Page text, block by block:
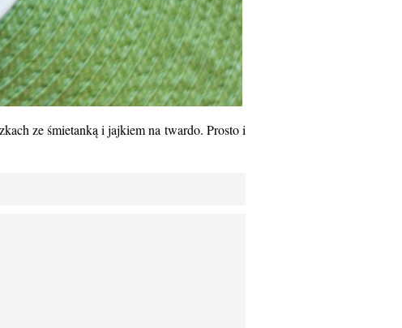
ze śmietanką i jajkiem na twardo. Prosto i